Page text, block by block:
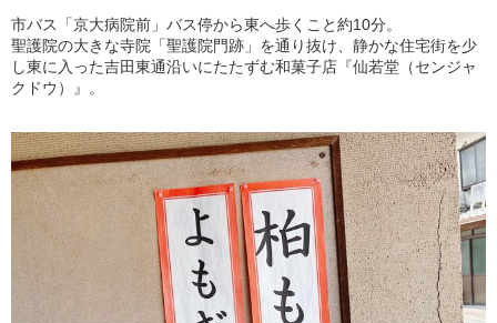
市バス「京大病院前」バス停から東へ歩くこと約10分。
聖護院の大きな寺院「聖護院門跡」を通り抜け、静かな住宅街を少
し東に入った吉田東通沿いにたたずむ和菓子店『仙若堂（センジャ
クドウ）』。